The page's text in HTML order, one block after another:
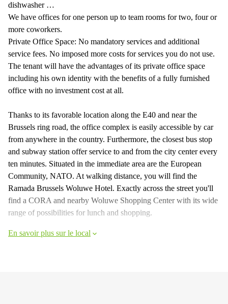
dishwasher …
We have offices for one person up to team rooms for two, four or
more coworkers.
Private Office Space: No mandatory services and additional
service fees. No imposed more costs for services you do not use.
The tenant will have the advantages of its private office space
including his own identity with the benefits of a fully furnished
office with no investment cost at all.
Thanks to its favorable location along the E40 and near the
Brussels ring road, the office complex is easily accessible by car
from anywhere in the country. Furthermore, the closest bus stop
and subway station offer service to and from the city center every
ten minutes. Situated in the immediate area are the European
Community, NATO. At walking distance, you will find the
Ramada Brussels Woluwe Hotel. Exactly across the street you'll
find a CORA and nearby Woluwe Shopping Center with its wide
range of possibilities for lunch and shopping.
En savoir plus sur le local